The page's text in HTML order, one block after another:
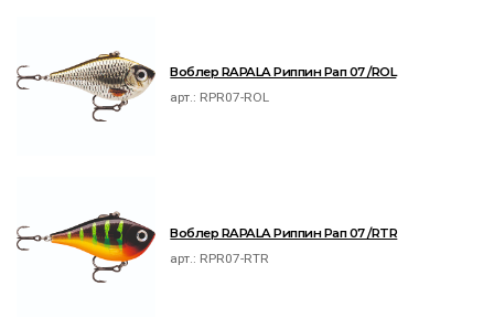
Воблер RAPALA Риппин Рап 07 /ROL
арт.: RPR07-ROL
Воблер RAPALA Риппин Рап 07 /RTR
арт.: RPR07-RTR